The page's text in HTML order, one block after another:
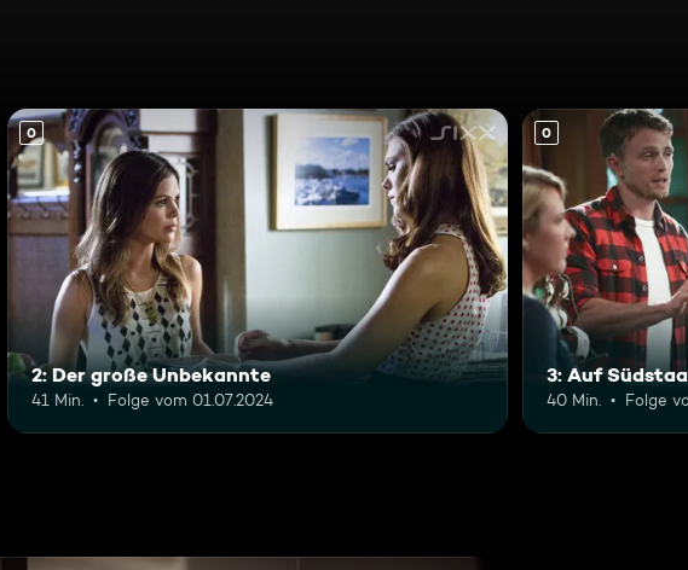
0
2: Der große Unbekannte
41 Min. Folge vom 01.07.2024
0
3: Auf
40 Min. Folge